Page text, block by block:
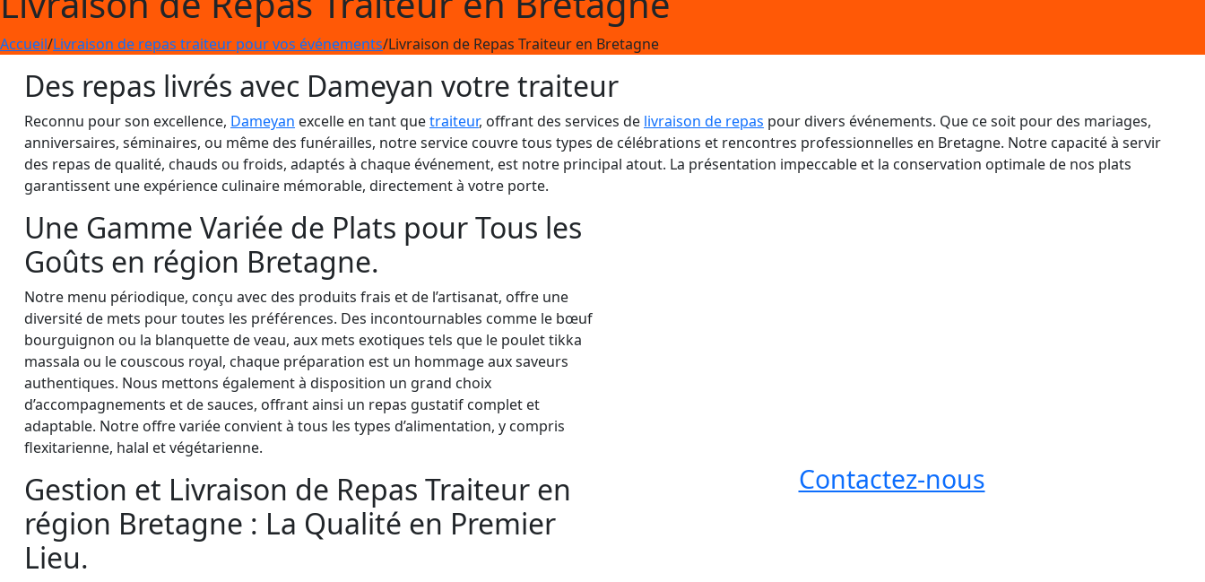
Accueil/Livraison de repas traiteur pour vos événements/Livraison de Repas Traiteur en Bretagne
Des repas livrés avec Dameyan votre traiteur
Reconnu pour son excellence, Dameyan excelle en tant quetraiteur, offrant des services de livraison de repas pour divers événements. Que ce soit pour des mariages,
anniversaires, séminaires, ou même des funérailles, notre service couvre tous types de célébrations et rencontres professionnelles en Bretagne. Notre capacité à servir
des repas de qualité, chauds ou froids, adaptés à chaque événement, est notre principal atout. La présentation impeccable et la conservation optimale de nos plats
garantissent une expérience culinaire mémorable, directement à votre porte.
Une Gamme Variée de Plats pour Tous les
Goûts en région Bretagne.
Notre menu périodique, conçu avec des produits frais et de l’artisanat, offre une
diversité de mets pour toutes les préférences. Des incontournables comme le bœuf
bourguignon ou la blanquette de veau, aux mets exotiques tels que le poulet tikka
massala ou le couscous royal, chaque préparation est un hommage aux saveurs
authentiques. Nous mettons également à disposition un grand choix
d’accompagnements et de sauces, offrant ainsi un repas gustatif complet et
adaptable. Notre offre variée convient à tous les types d’alimentation, y compris
flexitarienne, halal et végétarienne.
Gestion et Livraison de Repas Traiteur en
région Bretagne : La Qualité en Premier
Lieu.
Contactez-nous